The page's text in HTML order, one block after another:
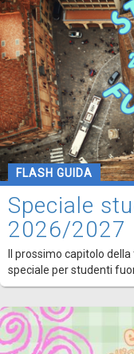
FLASH GUIDA
Speciale
2026/2027
Il prossimo capitolo
speciale per studenti